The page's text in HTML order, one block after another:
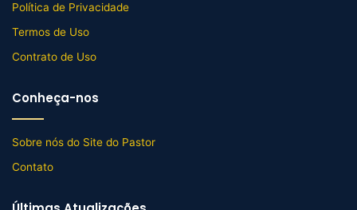
Política de Privacidade
Termos de Uso
Contrato de Uso
Conheça-nos
Sobre nós do Site do Pastor
Contato